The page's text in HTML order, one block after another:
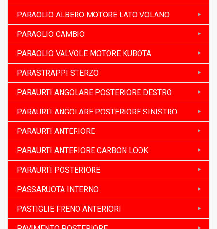
PARAOLIO ALBERO MOTORE LATO VOLANO
PARAOLIO CAMBIO
PARAOLIO VALVOLE MOTORE KUBOTA
PARASTRAPPI STERZO
PARAURTI ANGOLARE POSTERIORE DESTRO
PARAURTI ANGOLARE POSTERIORE SINISTRO
PARAURTI ANTERIORE
PARAURTI ANTERIORE CARBON LOOK
PARAURTI POSTERIORE
PASSARUOTA INTERNO
PASTIGLIE FRENO ANTERIORI